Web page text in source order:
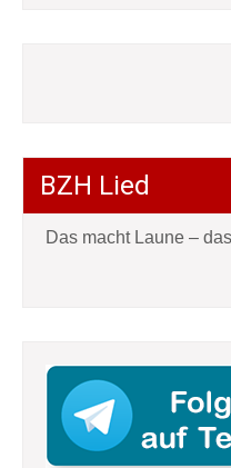
BZH Lied
Das macht Laune –